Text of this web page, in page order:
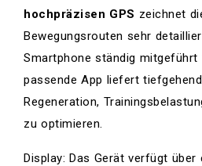
hochpräzisen GPS zeichnet
Bewegungsrouten sehr
Smartphone ständig mitgeführt
passende App liefert
Regeneration,
zu optimieren.
Display: Das Gerät verfügt über